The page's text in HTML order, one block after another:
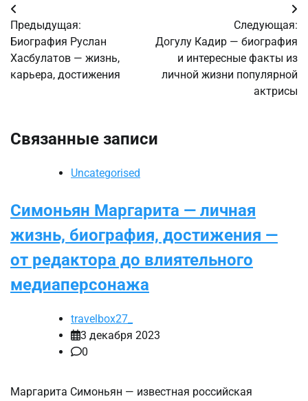
Навигация
по
записям
Предыдущая:
Биография Руслан
Хасбулатов — жизнь,
карьера, достижения
Следующая:
Догулу Кадир — биография
и интересные факты из
личной жизни популярной
актрисы
Связанные записи
Uncategorised
Симоньян Маргарита — личная
жизнь, биография, достижения —
от редактора до влиятельного
медиаперсонажа
travelbox27_
3 декабря 2023
0
Маргарита Симоньян — известная российская